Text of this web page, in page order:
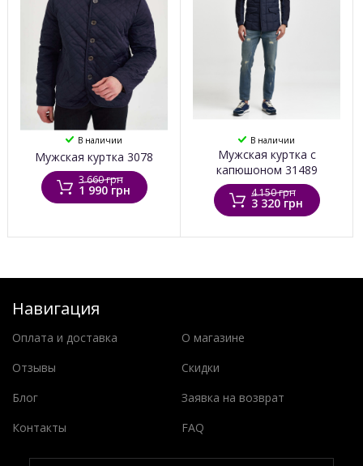
В наличии
Мужская куртка 3078
3 660 грн
1 990 грн
В наличии
Мужская куртка с
капюшоном 31489
4 150 грн
3 320 грн
Навигация
Оплата и доставка
О магазине
Отзывы
Скидки
Блог
Заявка на возврат
Контакты
FAQ